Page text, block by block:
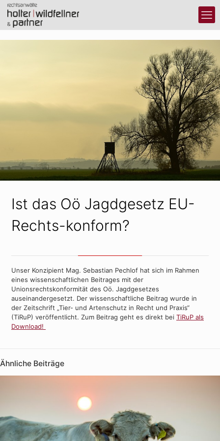
Ist das Oö Jagdgesetz EU-
Rechts-konform?
Unser Konzipient Mag. Sebastian Pechlof hat sich im Rahmen
eines wissenschaftlichen Beitrages mit der
Unionsrechtskonformität des Oö. Jagdgesetzes
auseinandergesetzt. Der wissenschaftliche Beitrag wurde in
der Zeitschrift „Tier- und Artenschutz in Recht und Praxis“
(TiRuP) veröffentlicht. Zum Beitrag geht es direkt bei TiRuP als
Download!
Ähnliche Beiträge